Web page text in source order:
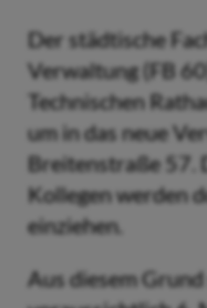
Der städtische
Verwaltung (FB
Technischen
um in das neue
Breitenstraße 57.
Kollegen werden
einziehen.
Aus diesem